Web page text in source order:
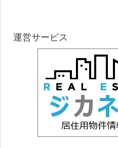
運営サービス